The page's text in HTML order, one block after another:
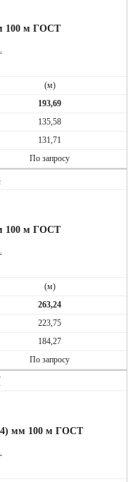
100 м ГОСТ
(м)
193,69
135,58
131,71
По запросу
100 м ГОСТ
(м)
263,24
223,75
184,27
По запросу
мм 100 м ГОСТ